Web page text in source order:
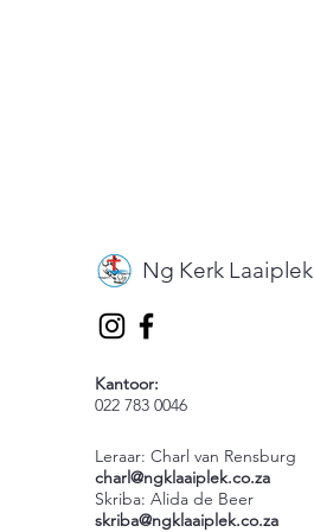
Ng Kerk Laaiplek
Kantoor:
022 783 0046
Leraar: Charl van Rensburg
charl@ngklaaiplek.co.za
Skriba: Alida de Beer
skriba@ngklaaiplek.co.za